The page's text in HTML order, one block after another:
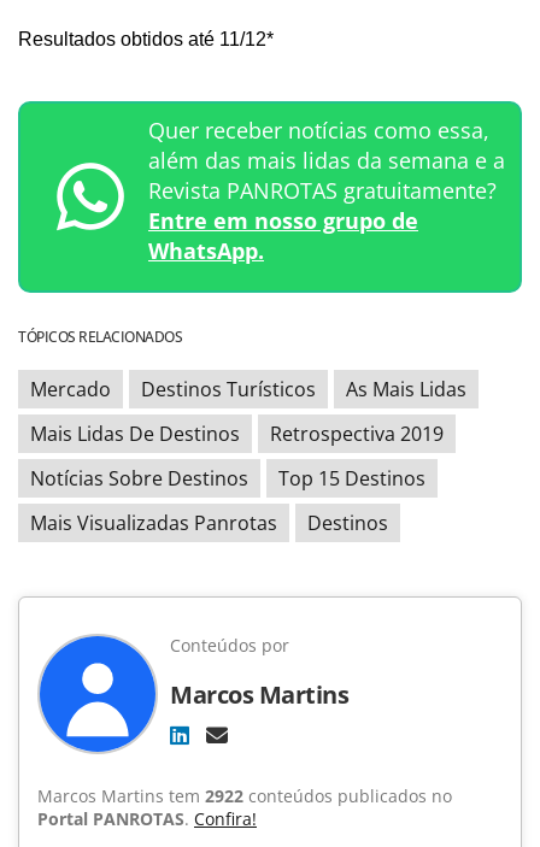
Resultados obtidos até 11/12*
Quer receber notícias como essa,
além das mais lidas da semana e a
Revista PANROTAS gratuitamente?
Entre em nosso grupo de
WhatsApp.
TÓPICOS RELACIONADOS
Mercado Destinos Turísticos
As Mais Lidas
Mais Lidas De Destinos
Retrospectiva 2019
Notícias Sobre Destinos
Top 15 Destinos
Mais Visualizadas Panrotas
Destinos
Conteúdos por
Marcos Martins
Marcos Martins tem 2922 conteúdos publicados no
Portal PANROTAS. Confira!